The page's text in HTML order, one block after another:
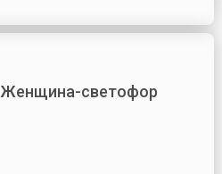
Женщина-светофор